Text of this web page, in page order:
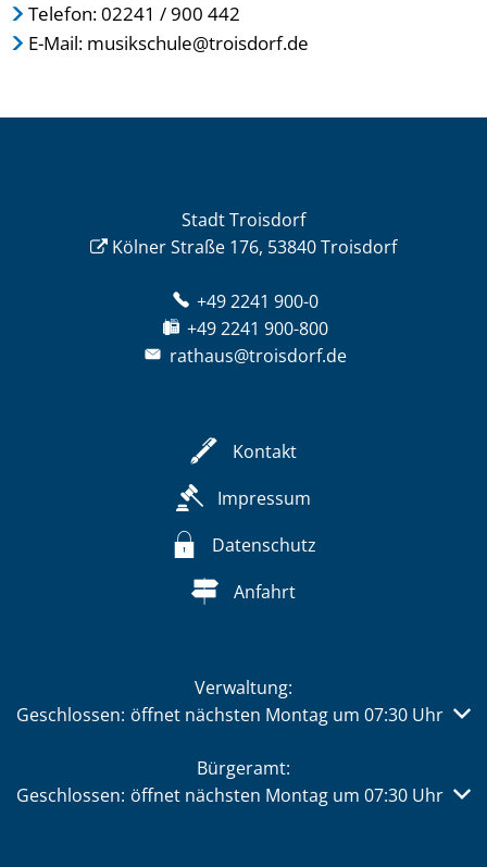
Telefon: 02241 / 900 442
E-Mail: musikschule@troisdorf.de
Stadt Troisdorf
Kölner Straße 176, 53840 Troisdorf
+49 2241 900-0
+49 2241 900-800
rathaus@troisdorf.de
Kontakt
Impressum
Datenschutz
Anfahrt
Verwaltung:
Klicken, um weitere Öffnungs- oder Schließzeiten
Geschlossen: öffnet nächsten Montag um 07:30 Uhr
Bürgeramt:
Klicken, um weitere Öffnungs- oder Schließzeiten
Geschlossen: öffnet nächsten Montag um 07:30 Uhr